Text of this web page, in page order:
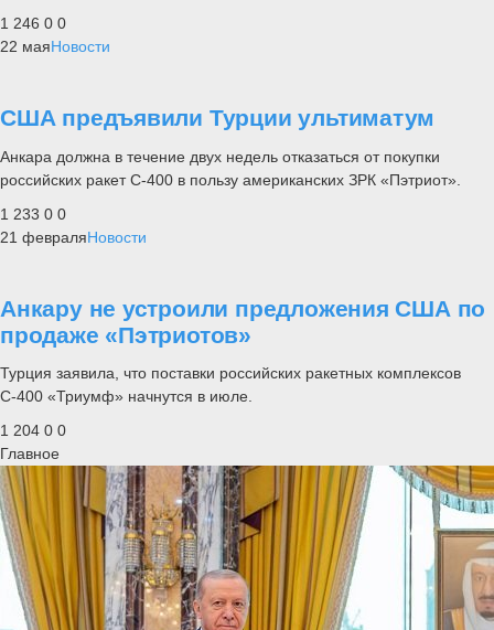
1 246 0 0
22 маяНовости
США предъявили Турции ультиматум
Анкара должна в течение двух недель отказаться от покупки
российских ракет С-400 в пользу американских ЗРК «Пэтриот».
1 233 0 0
21 февраляНовости
Анкару не устроили предложения США по
продаже «Пэтриотов»
Турция заявила, что поставки российских ракетных комплексов
С-400 «Триумф» начнутся в июле.
1 204 0 0
Главное